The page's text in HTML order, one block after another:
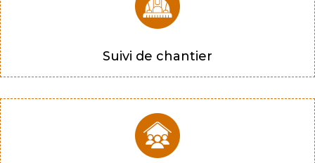
Suivi de chantier